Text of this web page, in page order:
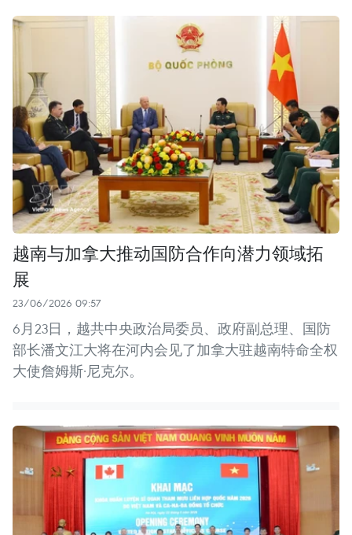
越南与加拿大推动国防合作向潜力领域拓
展
23/06/2026 09:57
6月23日，越共中央政治局委员、政府副总理、国防
部长潘文江大将在河内会见了加拿大驻越南特命全权
大使詹姆斯·尼克尔。